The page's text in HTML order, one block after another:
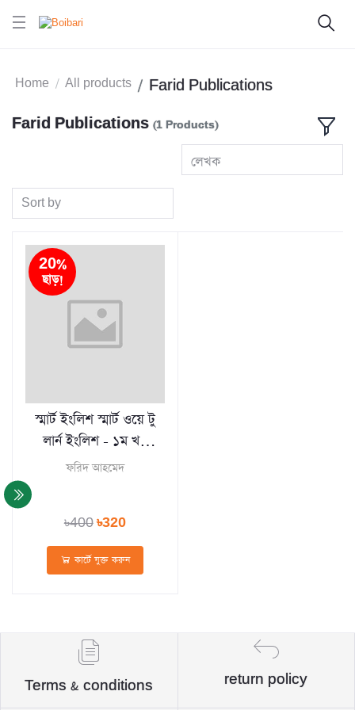
Home All products Farid Publications
Farid Publications (1 Products)
লেখক
Sort by
20%
ছাড়!
স্মার্ট ইংলিশ স্মার্ট ওয়ে টু
লার্ন ইংলিশ - ১ম খণ্ড
(হার্ডকভার)
ফরিদ আহমেদ
৳400৳320
কার্টে যুক্ত করুন
Terms & conditions return policy